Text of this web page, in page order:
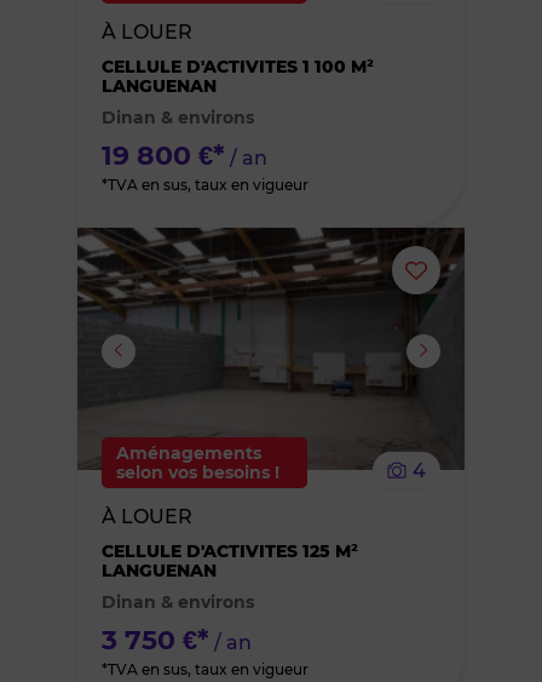
À LOUER
CELLULE D'ACTIVITES 1 100 M²
LANGUENAN
Dinan & environs
19 800 €* / an
*TVA en sus, taux en vigueur
Ajouter
ou
Aménagements
selon vos besoins !
4
À LOUER
CELLULE D'ACTIVITES 125 M²
LANGUENAN
Dinan & environs
3 750 €* / an
*TVA en sus, taux en vigueur